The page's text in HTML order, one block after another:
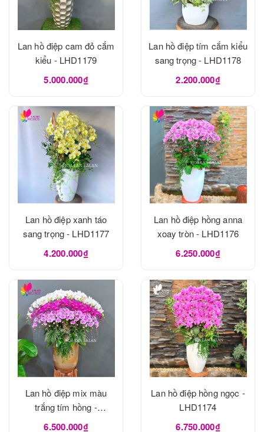
Lan hồ điệp cam đỏ cắm
kiểu - LHD1179
5.000.000₫
Lan hồ điệp tím cắm kiểu
sang trọng - LHD1178
2.200.000₫
Lan hồ điệp xanh táo
sang trọng - LHD1177
4.200.000₫
Lan hồ điệp hồng anna
xoay tròn - LHD1176
6.250.000₫
Lan hồ điệp mix màu
trắng tím hồng -
LHD1175
6.500.000₫
Lan hồ điệp hồng ngọc -
LHD1174
6.750.000₫